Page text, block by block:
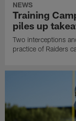
NEWS
Training
piles up
Two interceptions
practice of Raiders